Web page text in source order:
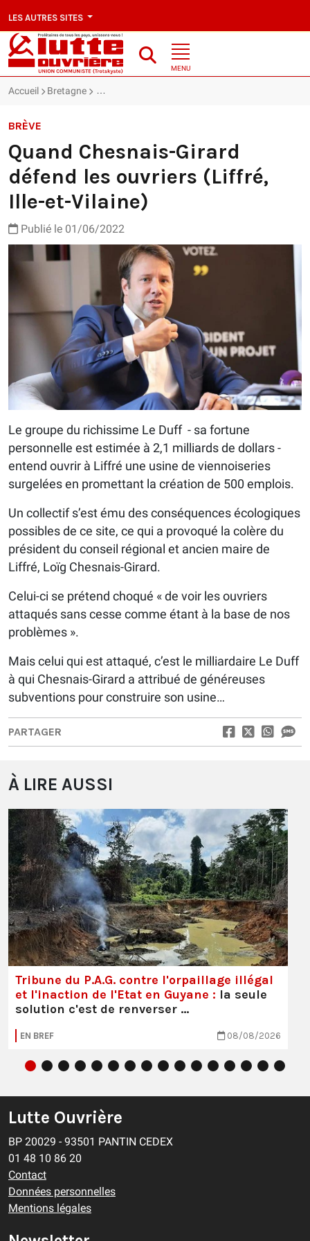
LES AUTRES SITES
MENU
Accueil Bretagne Quand Chesnais-Girard défend les ouvriers
BRÈVE
Quand Chesnais-Girard
défend les ouvriers (Liffré,
Ille-et-Vilaine)
Publié le 01/06/2022
Le groupe du richissime Le Duff - sa fortune
personnelle est estimée à 2,1 milliards de dollars -
entend ouvrir à Liffré une usine de viennoiseries
surgelées en promettant la création de 500 emplois.
Un collectif s’est ému des conséquences écologiques
possibles de ce site, ce qui a provoqué la colère du
président du conseil régional et ancien maire de
Liffré, Loïg Chesnais-Girard.
Celui-ci se prétend choqué « de voir les ouvriers
attaqués sans cesse comme étant à la base de nos
problèmes ».
Mais celui qui est attaqué, c’est le milliardaire Le Duff
à qui Chesnais-Girard a attribué de généreuses
subventions pour construire son usine…
PARTAGER
À LIRE AUSSI
Tribune du P.A.G. contre l'orpaillage illégal
et l'inaction de l'Etat en Guyane : la seule
solution c'est de renverser …
EN BREF 08/08/2026
Lutte Ouvrière
BP 20029 - 93501 PANTIN CEDEX
01 48 10 86 20
Contact
Données personnelles
Mentions légales